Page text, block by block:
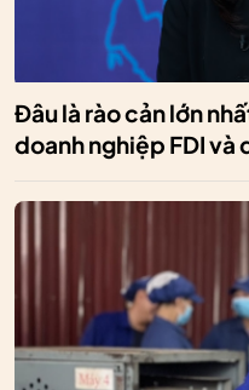
Đâu là rào cản lớn
doanh nghiệp FDI và